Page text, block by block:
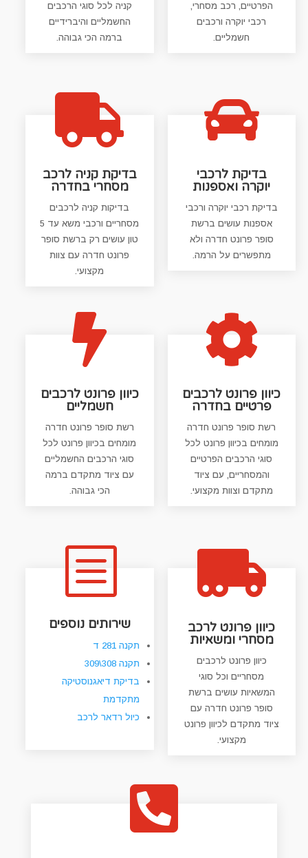

בדיקת קניה לרכב
מסחרי בחדרה
בדיקות קניה לרכבים
מסחריים ורכבי משא עד 5
טון עושים רק ברשת סופר
פרונט חדרה עם צוות
מקצועי.

בדיקת לרכבי
יוקרה ואספנות
בדיקת רכבי יוקרה ורכבי
אספנות עושים ברשת
סופר פרונט חדרה ולא
מתפשרים על הרמה.
קניה לכל סוגי הרכבים
החשמליים והיברידיים
ברמה הכי גבוהה.
הפרטיים, רכב מסחרי,
רכבי יוקרה ורכבים
חשמליים.
b
שירותים נוספים
תקנה 281 ד
תקנה 308\309
בדיקת דיאגנוסטיקה
מתקדמת
כיול רדאר לרכב

כיוון פרונט לרכב
מסחרי ומשאיות
כיוון פרונט לרכבים
מסחריים וכל סוגי
המשאיות עושים ברשת
סופר פרונט חדרה עם
ציוד מתקדם לכיוון פרונט
מקצועי.

כיוון פרונט לרכבים
חשמליים
רשת סופר פרונט חדרה
מומחים בכיוון פרונט לכל
סוגי הרכבים החשמליים
עם ציוד מתקדם ברמה
הכי גבוהה.

כיוון פרונט לרכבים
פרטיים בחדרה
רשת סופר פרונט חדרה
מומחים בכיוון פרונט לכל
סוגי הרכבים הפרטיים
והמסחריים, עם ציוד
מתקדם וצוות מקצועי.
